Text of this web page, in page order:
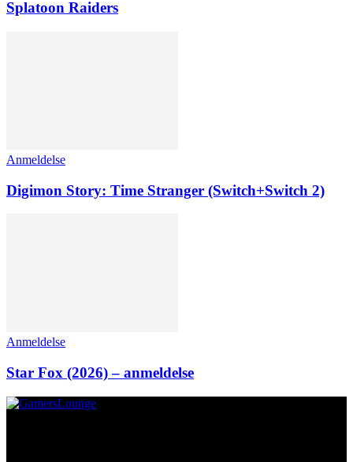
Splatoon Raiders
Anmeldelse
Digimon Story: Time Stranger (Switch+Switch 2)
Anmeldelse
Star Fox (2026) – anmeldelse